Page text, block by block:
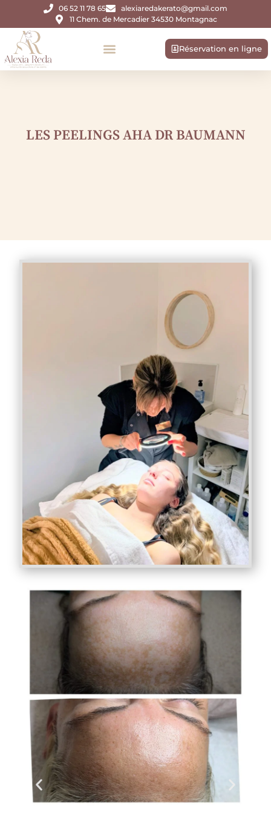
06 52 11 78 65
alexiaredakerato@gmail.com
11 Chem. de Mercadier 34530 Montagnac
Réservation en ligne
LES PEELINGS AHA DR BAUMANN